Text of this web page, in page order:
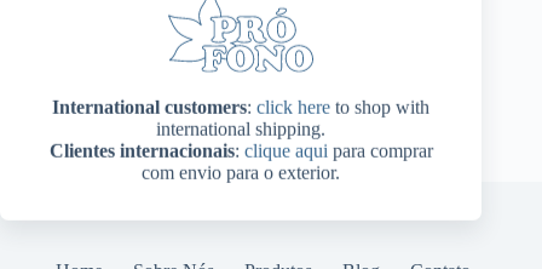
International customers: click here to shop with
international shipping.
Clientes internacionais: clique aqui para comprar
com envio para o exterior.